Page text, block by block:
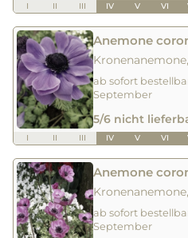
I II III IV V VI
Anemone
ab sofort
September
5/6 nicht
I II III IV V VI
Anemone
ab sofort
September